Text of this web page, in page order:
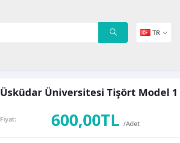
TR
Üsküdar Üniversitesi Tişört Model 1
Fiyat: 600,00TL/Adet